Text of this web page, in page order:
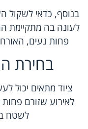
בנוסף, כדאי לשקול
לעונה בה מתקיימת
פחות נעים,
בחירת
ציוד מתאים יכול
לאירוע שזורם
לשטח